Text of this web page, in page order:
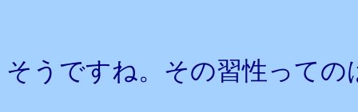
そうですね。その習性って